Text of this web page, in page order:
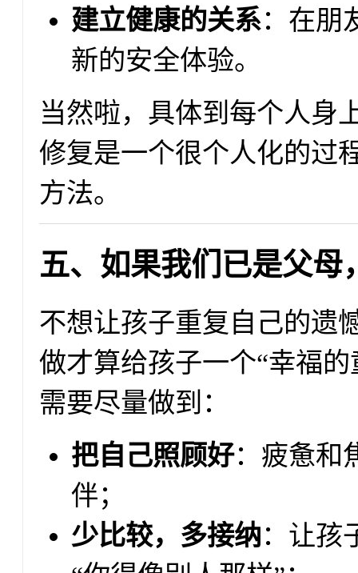
建立健康的关系：在朋
新的安全体验。
当然啦，具体到每个人身
修复是一个很个人化的过
方法。
五、如果我们已是父母
不想让孩子重复自己的遗
做才算给孩子一个“幸福
需要尽量做到：
把自己照顾好：疲惫和
伴；
少比较，多接纳：让孩